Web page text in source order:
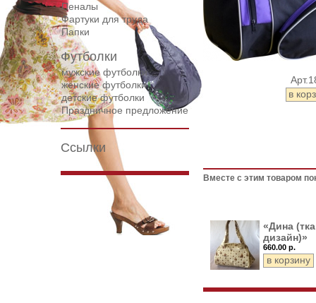
Пеналы
Фартуки для труда
Папки
Футболки
мужские футболки
женские футболки
детские футболки
Праздничное предложение
Ссылки
Вместе с этим товаром
«Дина
дизайн)»
660.00 р.